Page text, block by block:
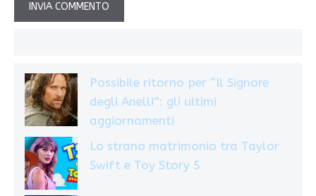
Possibile ritorno per “Il Signore
degli Anelli”: gli ultimi
aggiornamenti
Lo strano matrimonio tra Taylor
Swift e Toy Story 5